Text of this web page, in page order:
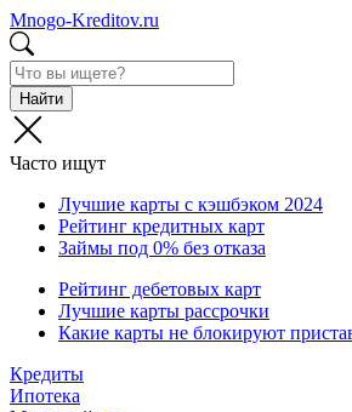
Mnogo-Kreditov.ru
Найти
Часто ищут
Лучшие карты с кэшбэком 2024
Рейтинг кредитных карт
Займы под 0% без отказа
Рейтинг дебетовых карт
Лучшие карты рассрочки
Какие карты не блокируют
Кредиты
Ипотека